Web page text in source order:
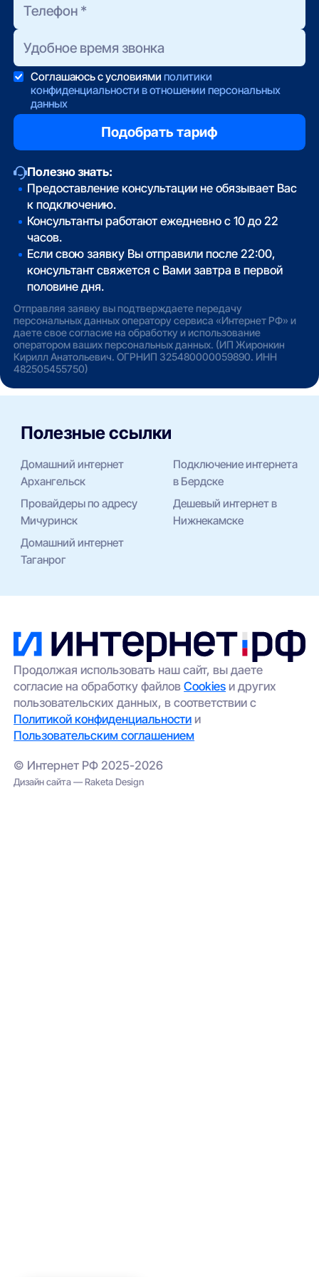
Соглашаюсь с условиями политики
конфиденциальности в отношении персональных
данных
Полезно знать:
Предоставление консультации не обязывает Вас
к подключению.
Консультанты работают ежедневно с 10 до 22
часов.
Если свою заявку Вы отправили после 22:00,
консультант свяжется с Вами завтра в первой
половине дня.
Отправляя заявку вы подтверждаете передачу
персональных данных оператору сервиса «Интернет РФ» и
даете свое согласие на обработку и использование
оператором ваших персональных данных. (ИП Жиронкин
Кирилл Анатольевич. ОГРНИП 325480000059890. ИНН
482505455750)
Полезные ссылки
Домашний интернет
Архангельск
Подключение интернета
в Бердске
Провайдеры по адресу
Мичуринск
Дешевый интернет в
Нижнекамске
Домашний интернет
Таганрог
Продолжая использовать наш сайт, вы даете
согласие на обработку файловCookies и других
пользовательских данных, в соответствии с
Политикой конфиденциальности и
Пользовательским соглашением
© Интернет РФ 2025-2026
Дизайн сайта — Raketa Design